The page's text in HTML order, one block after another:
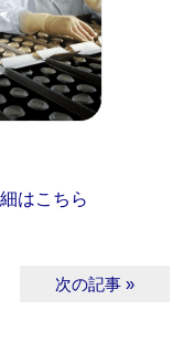
はこちら
次の記事 »